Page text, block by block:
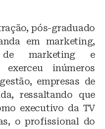
pós-graduado
em marketing,
marketing e
exerceu inúmeros
empresas de
ressaltando que
executivo da TV
o profissional do